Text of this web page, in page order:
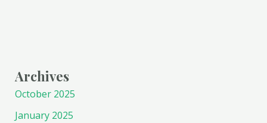
Archives
October 2025
January 2025